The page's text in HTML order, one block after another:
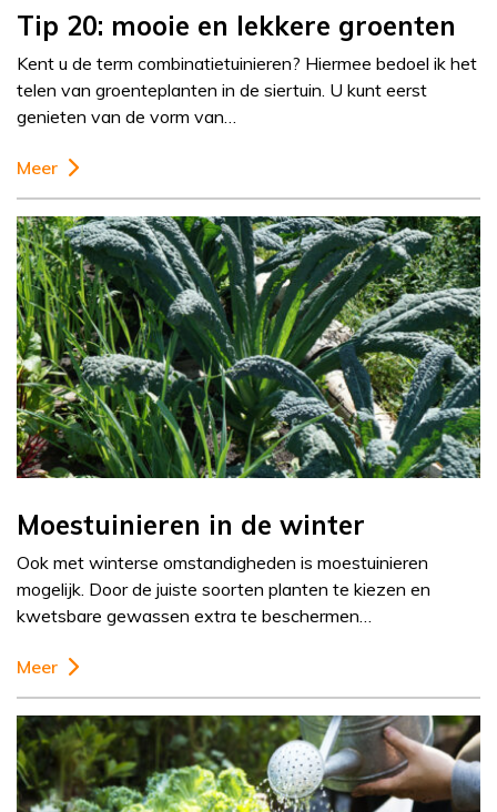
Tip 20: mooie en lekkere groenten
Kent u de term combinatietuinieren? Hiermee bedoel ik het
telen van groenteplanten in de siertuin. U kunt eerst
genieten van de vorm van…
Meer
Moestuinieren in de winter
Ook met winterse omstandigheden is moestuinieren
mogelijk. Door de juiste soorten planten te kiezen en
kwetsbare gewassen extra te beschermen…
Meer